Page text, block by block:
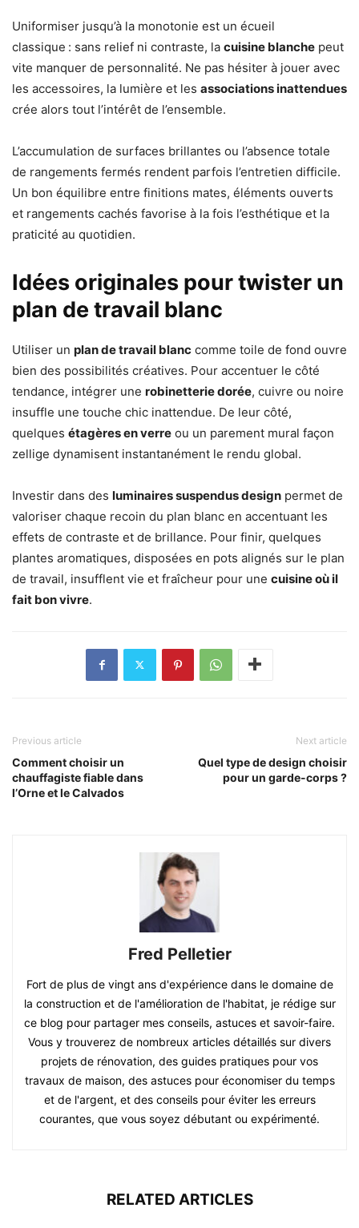
Uniformiser jusqu’à la monotonie est un écueil
classique : sans relief ni contraste, la cuisine blanche peut
vite manquer de personnalité. Ne pas hésiter à jouer avec
les accessoires, la lumière et les associations inattendues
crée alors tout l’intérêt de l’ensemble.
L’accumulation de surfaces brillantes ou l’absence totale
de rangements fermés rendent parfois l’entretien difficile.
Un bon équilibre entre finitions mates, éléments ouverts
et rangements cachés favorise à la fois l’esthétique et la
praticité au quotidien.
Idées originales pour twister un
plan de travail blanc
Utiliser un plan de travail blanc comme toile de fond ouvre
bien des possibilités créatives. Pour accentuer le côté
tendance, intégrer une robinetterie dorée, cuivre ou noire
insuffle une touche chic inattendue. De leur côté,
quelques étagères en verre ou un parement mural façon
zellige dynamisent instantanément le rendu global.
Investir dans des luminaires suspendus design permet de
valoriser chaque recoin du plan blanc en accentuant les
effets de contraste et de brillance. Pour finir, quelques
plantes aromatiques, disposées en pots alignés sur le plan
de travail, insufflent vie et fraîcheur pour une cuisine où il
fait bon vivre.
Previous article
Comment choisir un
chauffagiste fiable dans
l’Orne et le Calvados
Next article
Quel type de design choisir
pour un garde-corps ?
Fred Pelletier
Fort de plus de vingt ans d'expérience dans le domaine de
la construction et de l'amélioration de l'habitat, je rédige sur
ce blog pour partager mes conseils, astuces et savoir-faire.
Vous y trouverez de nombreux articles détaillés sur divers
projets de rénovation, des guides pratiques pour vos
travaux de maison, des astuces pour économiser du temps
et de l'argent, et des conseils pour éviter les erreurs
courantes, que vous soyez débutant ou expérimenté.
RELATED ARTICLES